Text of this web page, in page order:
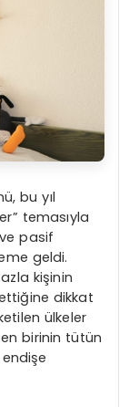
bu yıl
temasıyla
ve pasif
geldi.
kişinin
dikkat
ülkeler
birinin tütün
endişe